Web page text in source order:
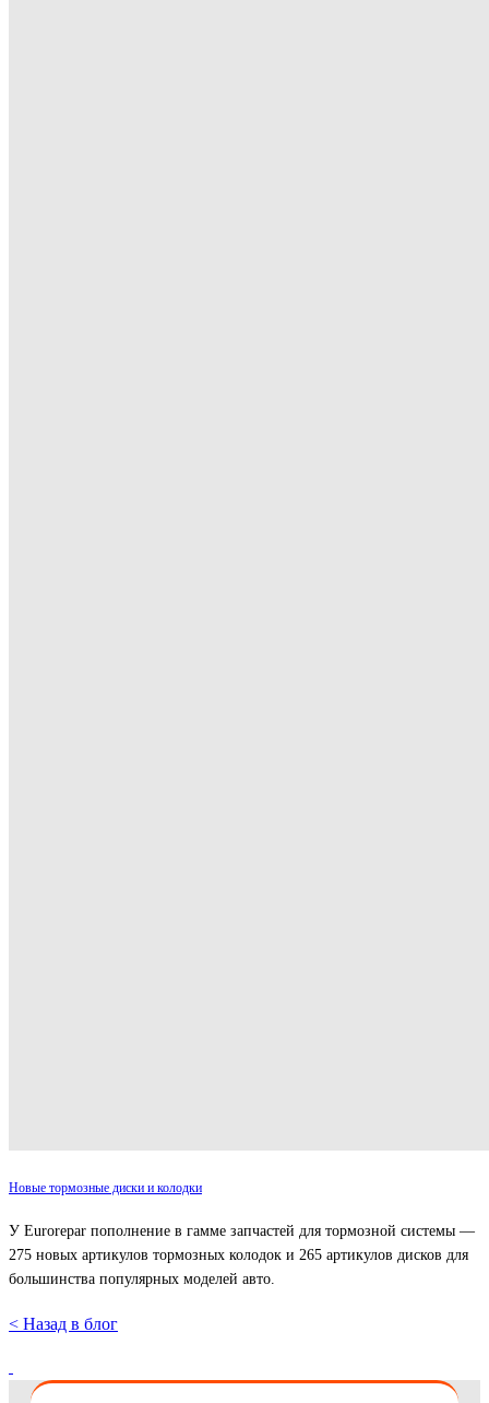
Новые тормозные диски и колодки
У Eurorepar пополнение в гамме запчастей для тормозной системы —
275 новых артикулов тормозных колодок и 265 артикулов дисков для
большинства популярных моделей авто.
< Назад в блог